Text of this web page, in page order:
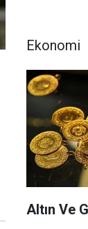
Ekonomi
Altın Ve